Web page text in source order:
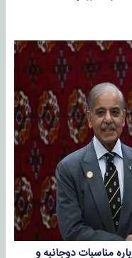
مناسبات دوجانبه و